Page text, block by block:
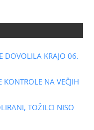
DOVOLILA KRAJO 06.
KONTROLE NA VEČJIH
TOŽILCI NISO